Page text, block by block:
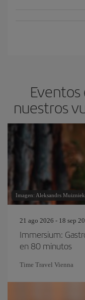
nuestros
Imagen: Aleksandrs
21 ago 2026 - 18 sep
Immersium:
en 80 minutos
Time Travel Vienna